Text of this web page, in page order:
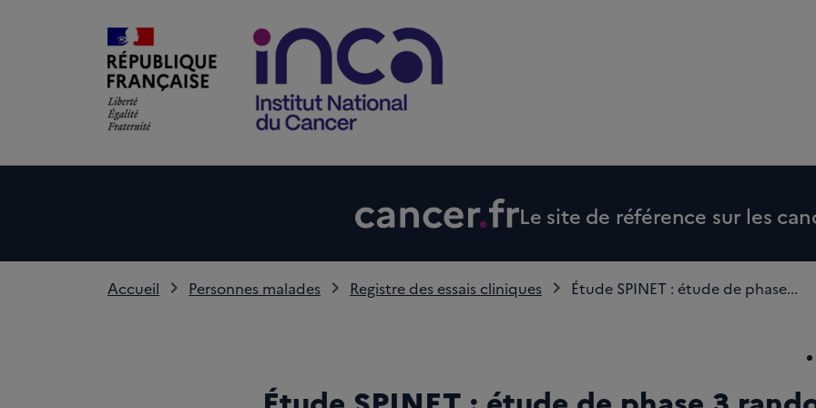
Le site de référence sur les
Accueil Personnes malades Registre des essais cliniques Étude SPINET : étude de phase...